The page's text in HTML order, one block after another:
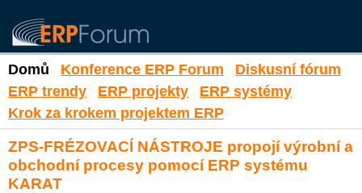
Domů Konference ERP Forum
Diskusní fórum
ERP trendy
ERP projekty
ERP systémy
Krok za krokem projektem ERP
ZPS-FRÉZOVACÍ NÁSTROJE propojí výrobní a
obchodní procesy pomocí ERP systému
KARAT